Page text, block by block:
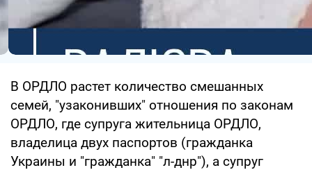
В ОРДЛО растет количество смешанных
семей, "узаконивших" отношения по законам
ОРДЛО, где супруга жительница ОРДЛО,
владелица двух паспортов (гражданка
Украины и "гражданка" "л-днр"), а супруг